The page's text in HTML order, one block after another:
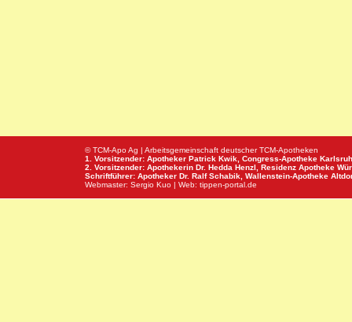
© TCM-Apo Ag | Arbeitsgemeinschaft deutscher TCM-Apotheken
1. Vorsitzender: Apotheker Patrick Kwik, Congress-Apotheke
2. Vorsitzender: Apothekerin Dr. Hedda Henzl, Residenz Apotheke
Schriftführer: Apotheker Dr. Ralf Schabik, Wallenstein-Apotheke
Webmaster: Sergio Kuo | Web: tippen-portal.de